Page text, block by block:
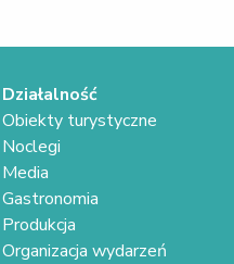
Działalność
Obiekty turystyczne
Noclegi
Media
Gastronomia
Produkcja
Organizacja wydarzeń